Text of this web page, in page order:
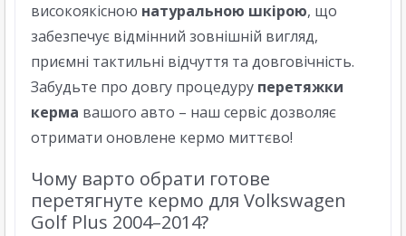
високоякісною натуральною шкірою, що
забезпечує відмінний зовнішній вигляд,
приємні тактильні відчуття та довговічність.
Забудьте про довгу процедуру перетяжки
керма вашого авто – наш сервіс дозволяє
отримати оновлене кермо миттєво!
Чому варто обрати готове
перетягнуте кермо для Volkswagen
Golf Plus 2004–2014?